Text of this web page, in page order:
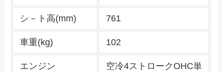
シ－ト高(mm) 761
車重(kg) 102
エンジン
空冷4ストロークOHC単